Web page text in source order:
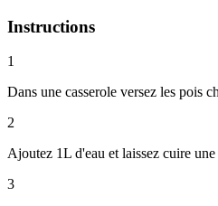
Instructions
1
Dans une casserole versez les pois
2
Ajoutez 1L d'eau et laissez cuire
3